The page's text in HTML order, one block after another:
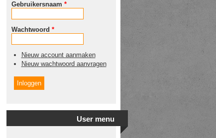
Gebruikersnaam *
Wachtwoord *
Nieuw account aanmaken
Nieuw wachtwoord aanvragen
User menu